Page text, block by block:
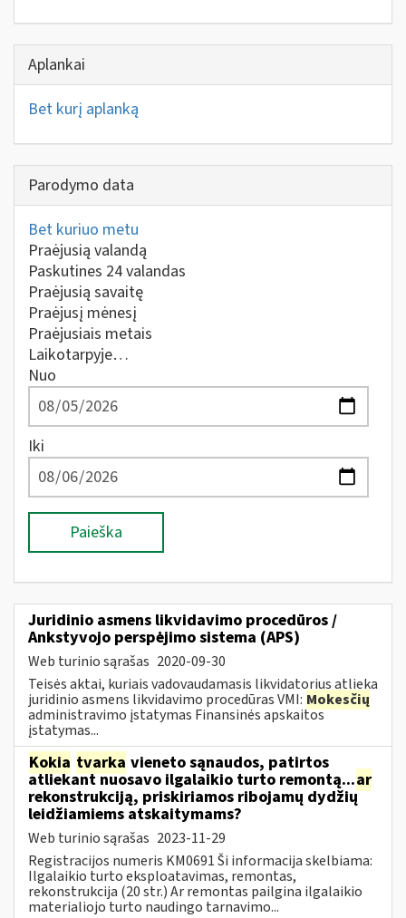
Aplankai
Bet kurį aplanką
Parodymo data
Bet kuriuo metu
Praėjusią valandą
Paskutines 24 valandas
Praėjusią savaitę
Praėjusį mėnesį
Praėjusiais metais
Laikotarpyje…
Nuo
Iki
Paieška
Juridinio asmens likvidavimo procedūros /
Ankstyvojo perspėjimo sistema (APS)
Web turinio sąrašas 2020-09-30
Teisės aktai, kuriais vadovaudamasis likvidatorius atlieka
juridinio asmens likvidavimo procedūras VMI: Mokesčių
administravimo įstatymas Finansinės apskaitos
įstatymas...
Kokia tvarka vieneto sąnaudos, patirtos
atliekant nuosavo ilgalaikio turto remontą...ar
rekonstrukciją, priskiriamos ribojamų dydžių
leidžiamiems atskaitymams?
Web turinio sąrašas 2023-11-29
Registracijos numeris KM0691 Ši informacija skelbiama:
Ilgalaikio turto eksploatavimas, remontas,
rekonstrukcija (20 str.) Ar remontas pailgina ilgalaikio
materialiojo turto naudingo tarnavimo...